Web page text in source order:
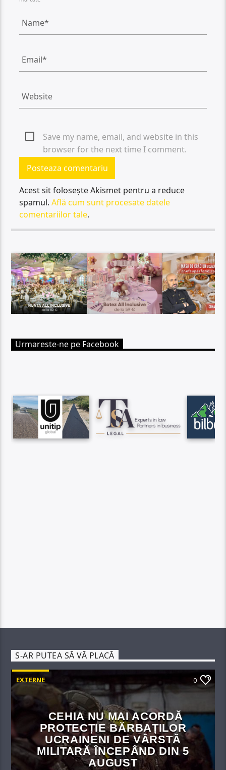
Save my name, email, and website in this
browser for the next time I comment.
Acest sit folosește Akismet pentru a reduce
spamul.Află cum sunt procesate datele
comentariilor tale.
Urmareste-ne pe Facebook
S-AR PUTEA SĂ VĂ PLACĂ
EXTERNE 0
CEHIA NU MAI ACORDĂ
PROTECȚIE BĂRBAȚILOR
UCRAINENI DE VÂRSTĂ
MILITARĂ ÎNCEPÂND DIN 5
AUGUST